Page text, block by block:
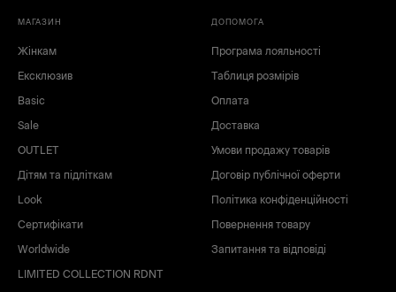
чорний
коричневий
синій
МАГАЗИН
Жінкам
Ексклюзив
Basic
Sale
OUTLET
Дітям та підліткам
Look
Сертифікати
Worldwide
LIMITED COLLECTION RDNT
ДОПОМОГА
Програма лояльності
Таблиця розмірів
Оплата
Доставка
Умови продажу товарів
Договір публічної оферти
Політика конфіденційності
Повернення товару
Запитання та відповіді